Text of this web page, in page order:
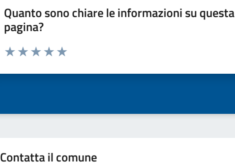
Quanto sono chiare le informazioni su questa
pagina?
Valuta da 1 a 5 stelle la pagina
Contatta il comune